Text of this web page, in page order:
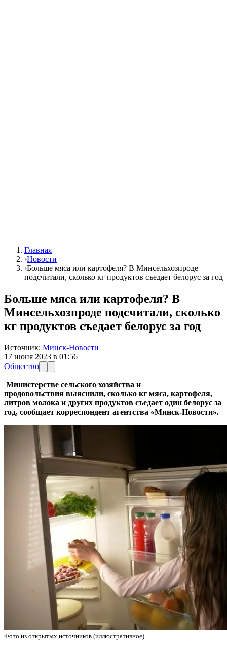
Главная
›Новости
›Больше мяса или картофеля? В Минсельхозпроде
подсчитали, сколько кг продуктов съедает белорус за год
Больше мяса или картофеля? В
Минсельхозпроде подсчитали, сколько
кг продуктов съедает белорус за год
Источник: Минск-Новости
17 июня 2023 в 01:56
Общество
Министерстве сельского хозяйства и
продовольствия выяснили, сколько кг мяса, картофеля,
литров молока и других продуктов съедает один белорус за
год, сообщает корреспондент агентства «Минск-Новости».
Фото из открытых источников (иллюстративное)